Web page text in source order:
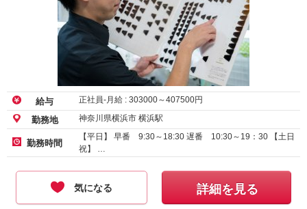
給与 正社員-月給 : 303000～407500円
勤務地 神奈川県横浜市 横浜駅
勤務時間
【平日】 早番 9:30～18:30 遅番 10:30～19：30 【土日
祝】 …
気になる 詳細を見る